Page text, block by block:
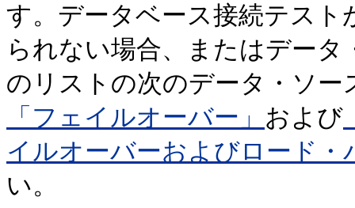
す。データベース接続テス
られない場合、またはデー
のリストの次のデータ・ソ
「フェイルオーバー」 および
イルオーバーおよびロード・
い。